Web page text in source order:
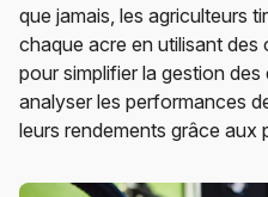
que jamais, les agriculteurs
chaque acre en utilisant des
pour simplifier la gestion
analyser les performances
leurs rendements grâce aux